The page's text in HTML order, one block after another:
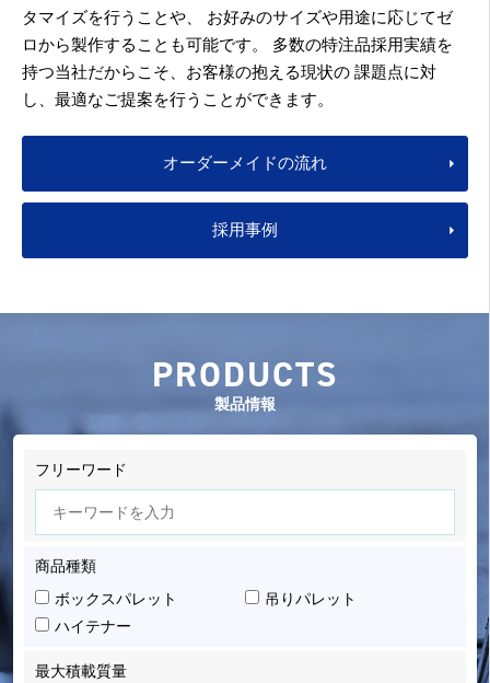
タマイズを行うことや、
お好みのサイズや用途に応じてゼ
ロから製作することも可能です。
多数の特注品採用実績を
持つ当社だからこそ、お客様の抱える現状の 課題点に対
し、最適なご提案を行うことができます。
オーダーメイドの流れ
採用事例
PRODUCTS
製品情報
フリーワード
商品種類
ボックスパレット
吊りパレット
ハイテナー
最大積載質量